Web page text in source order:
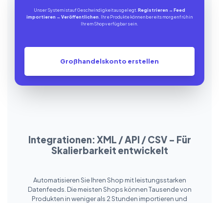
Unser System ist auf Geschwindigkeit ausgelegt. Registrieren → Feed
importieren → Veröffentlichen . Ihre Produkte können bereits morgen früh in
Ihrem Shop verfügbar sein.
Großhandelskonto erstellen
Integrationen: XML / API / CSV – Für
Skalierbarkeit entwickelt
Automatisieren Sie Ihren Shop mit leistungsstarken
Datenfeeds. Die meisten Shops können Tausende von
Produkten in weniger als 2 Stunden importieren und